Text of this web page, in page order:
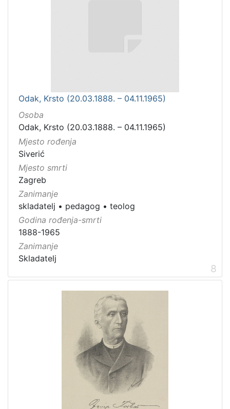
Odak, Krsto (20.03.1888. – 04.11.1965)
Osoba
Odak, Krsto (20.03.1888. – 04.11.1965)
Mjesto rođenja
Siverić
Mjesto smrti
Zagreb
Zanimanje
skladatelj • pedagog • teolog
Godina rođenja-smrti
1888-1965
Zanimanje
Skladatelj
8